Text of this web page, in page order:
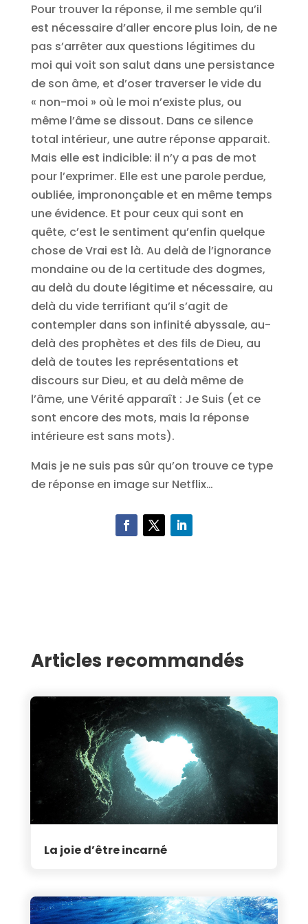
Pour trouver la réponse, il me semble qu’il
est nécessaire d’aller encore plus loin, de ne
pas s’arrêter aux questions légitimes du
moi qui voit son salut dans une persistance
de son âme, et d’oser traverser le vide du
« non-moi » où le moi n’existe plus, ou
même l’âme se dissout. Dans ce silence
total intérieur, une autre réponse apparait.
Mais elle est indicible: il n’y a pas de mot
pour l’exprimer. Elle est une parole perdue,
oubliée, imprononçable et en même temps
une évidence. Et pour ceux qui sont en
quête, c’est le sentiment qu’enfin quelque
chose de Vrai est là. Au delà de l’ignorance
mondaine ou de la certitude des dogmes,
au delà du doute légitime et nécessaire, au
delà du vide terrifiant qu’il s’agit de
contempler dans son infinité abyssale, au-
delà des prophètes et des fils de Dieu, au
delà de toutes les représentations et
discours sur Dieu, et au delà même de
l’âme, une Vérité apparaît : Je Suis (et ce
sont encore des mots, mais la réponse
intérieure est sans mots).
Mais je ne suis pas sûr qu’on trouve ce type
de réponse en image sur Netflix…
Articles recommandés
La joie d’être incarné